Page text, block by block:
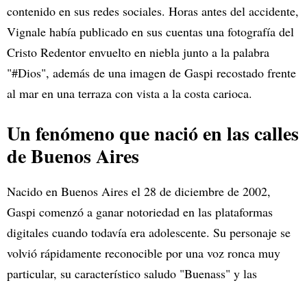
contenido en sus redes sociales. Horas antes del accidente,
Vignale había publicado en sus cuentas una fotografía del
Cristo Redentor envuelto en niebla junto a la palabra
"#Dios", además de una imagen de Gaspi recostado frente
al mar en una terraza con vista a la costa carioca.
Un fenómeno que nació en las calles
de Buenos Aires
Nacido en Buenos Aires el 28 de diciembre de 2002,
Gaspi comenzó a ganar notoriedad en las plataformas
digitales cuando todavía era adolescente. Su personaje se
volvió rápidamente reconocible por una voz ronca muy
particular, su característico saludo "Buenass" y las